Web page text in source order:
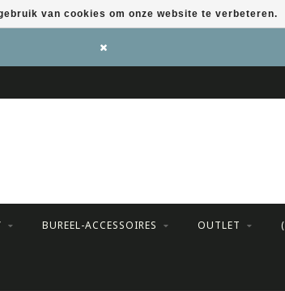
BUREEL-ACCESSOIRES OUTLET
van cookies om onze website te verbeteren.